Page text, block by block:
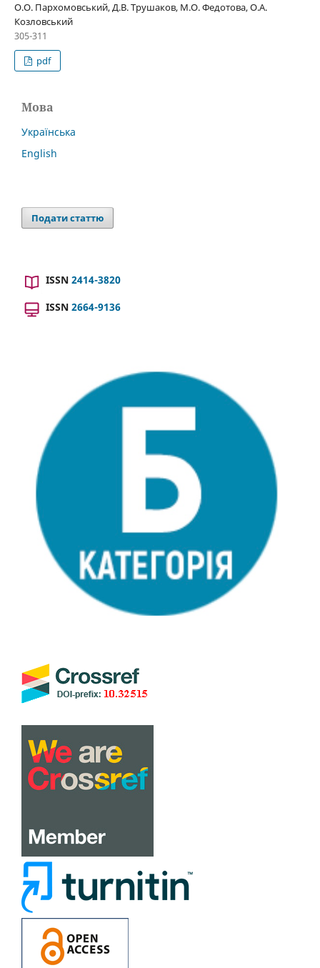
О.О. Пархомовський, Д.В. Трушаков, М.О. Федотова, О.А.
Козловський
305-311
pdf
Мова
Українська
English
Подати статтю
ISSN 2414-3820
ISSN 2664-9136